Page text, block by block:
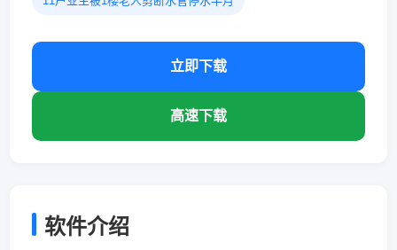
立即下载
高速下载
软件介绍